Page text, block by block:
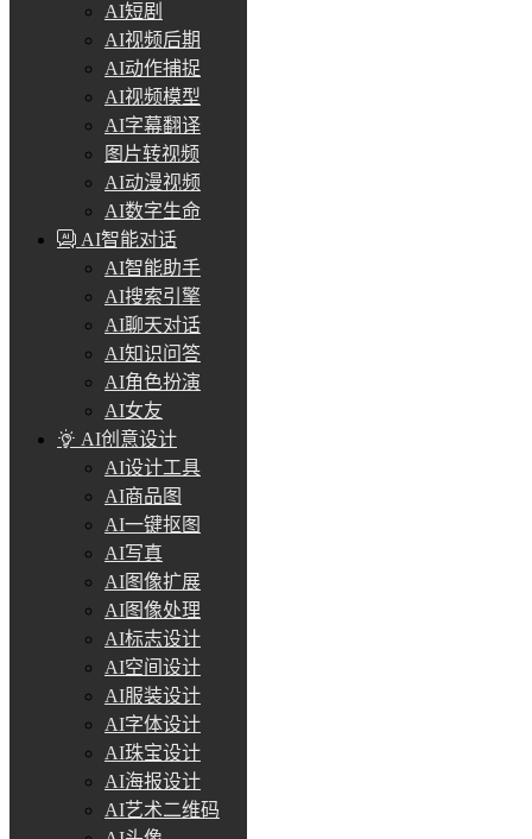
AI短剧
AI视频后期
AI动作捕捉
AI视频模型
AI字幕翻译
图片转视频
AI动漫视频
AI数字生命
AI智能对话
AI智能助手
AI搜索引擎
AI聊天对话
AI知识问答
AI角色扮演
AI女友
AI创意设计
AI设计工具
AI商品图
AI一键抠图
AI写真
AI图像扩展
AI图像处理
AI标志设计
AI空间设计
AI服装设计
AI字体设计
AI珠宝设计
AI海报设计
AI艺术二维码